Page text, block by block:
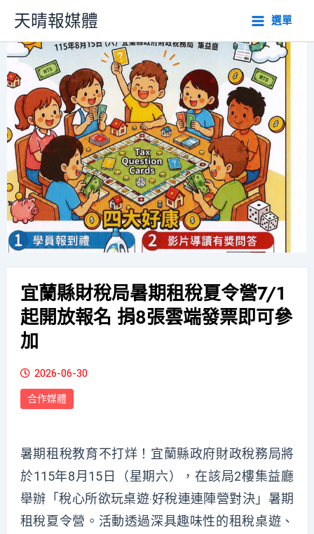
主
要
內
容
天晴報媒體 選單
宜蘭縣財稅局暑期租稅夏令營7/1
起開放報名 捐8張雲端發票即可參
加
2026-06-30
合作媒體
暑期租稅教育不打烊！宜蘭縣政府財政稅務局將
於115年8月15日（星期六），在該局2樓集益廳
舉辦「稅心所欲玩桌遊‧好稅連連陣營對決」暑期
租稅夏令營。活動透過深具趣味性的租稅桌遊、